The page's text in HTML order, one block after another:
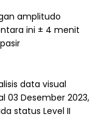
amplitudo
ini ± 4 menit
data visual
03 Desember 2023,
status Level II